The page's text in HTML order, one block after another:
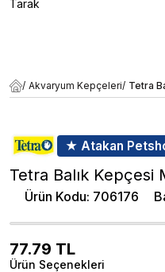
Tarak
/ Akvaryum Kepçeleri/ Tetra
★ Atakan
Tetra Balık Kepçesi
Ürün Kodu: 706176
77.79 TL
Ürün Seçenekleri